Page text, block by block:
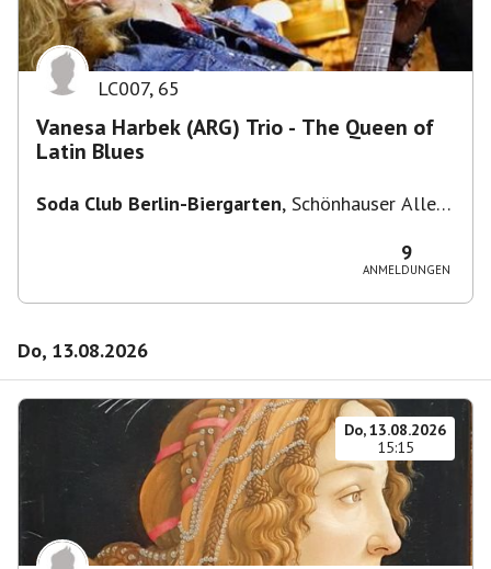
LC007, 65
Vanesa Harbek (ARG) Trio - The Queen of
Latin Blues
Soda Club Berlin-Biergarten, Schönhauser Allee
9
ANMELDUNGEN
Do, 13.08.2026
Do, 13.08.2026
15:15